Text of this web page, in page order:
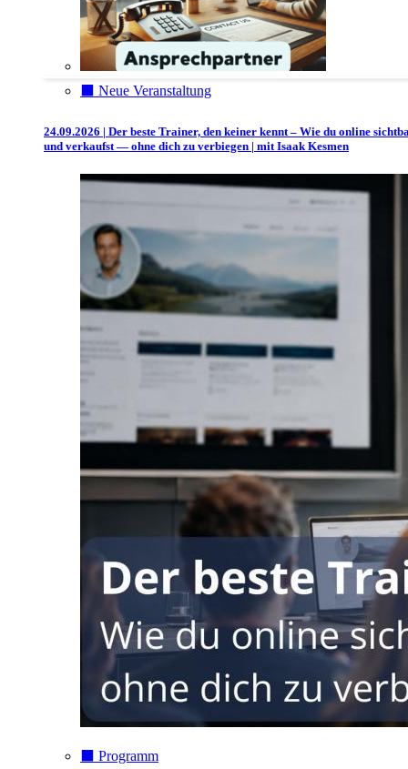
⬛️ Neue Veranstaltung
24.09.2026 | Der beste Trainer, den keiner kennt – Wie du online
und verkaufst — ohne dich zu verbiegen | mit Isaak Kesmen
⬛️ Programm